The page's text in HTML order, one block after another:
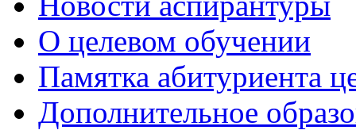
О целевом обучении
Памятка абитуриента
Дополнительное